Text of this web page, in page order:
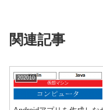
関連記事
202010